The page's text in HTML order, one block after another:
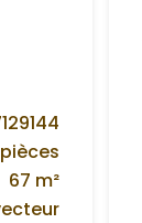
67 m²